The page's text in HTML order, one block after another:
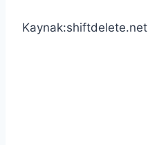
Kaynak:shiftdelete.net